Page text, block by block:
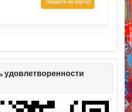
удовлетворенности